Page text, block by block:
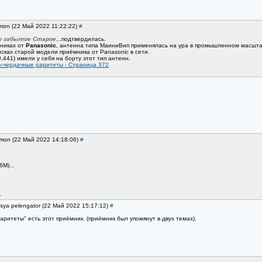
(22 Май 2022 11:22:22) #
забытое Старое...подтвердилась.
от Panasonic , антенна типа МаиниВип применялась на ура в промышленном
старой модели приёмника от Panasonic в сети.
имели у себя на борту этот тип антенн.
чердачные раритеты - Страница 372
(22 Май 2022 14:18:06) #
pelengator (22 Май 2022 15:17:12) #
есть этот приёмник. (приёмник был упомянут в двух темах).